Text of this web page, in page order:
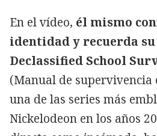
En el vídeo, él mismo
identidad y recuerda su
Declassified School
(Manual de supervivencia
una de las series más
Nickelodeon en los años